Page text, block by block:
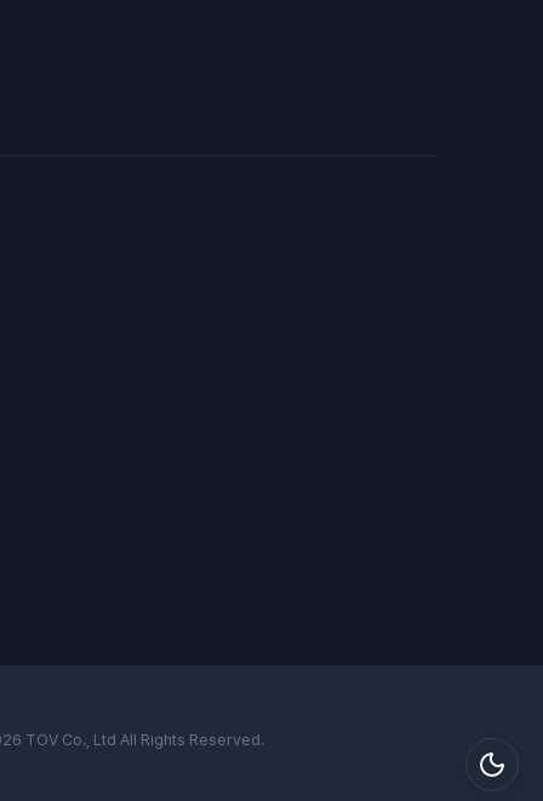
TOV Co., Ltd All Rights Reserved.